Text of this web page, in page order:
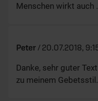
Menschen wirkt auch
Peter / 20.07.2018,
Danke, sehr guter
zu meinem Gebetsstil.